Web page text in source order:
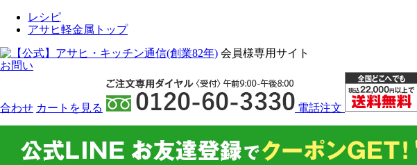
レシピ
アサヒ軽金属トップ
会員様専用サイト
お問い
合わせ カート を見る 電話注文